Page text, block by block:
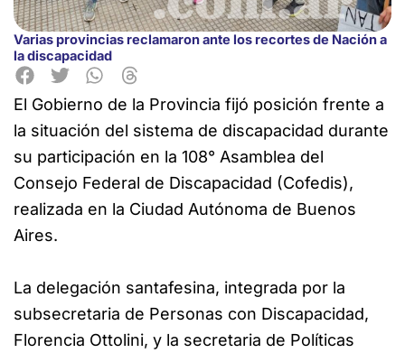
Varias provincias reclamaron ante los recortes de Nación a
la discapacidad
El Gobierno de la Provincia fijó posición frente a
la situación del sistema de discapacidad durante
su participación en la 108° Asamblea del
Consejo Federal de Discapacidad (Cofedis),
realizada en la Ciudad Autónoma de Buenos
Aires.
La delegación santafesina, integrada por la
subsecretaria de Personas con Discapacidad,
Florencia Ottolini, y la secretaria de Políticas